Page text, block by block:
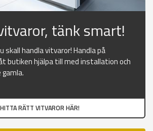
tänk smart!
skall handla vitvaror! Handla på
butiken hjälpa till med installation och
HITTA RÄTT VITVAROR HÄR!